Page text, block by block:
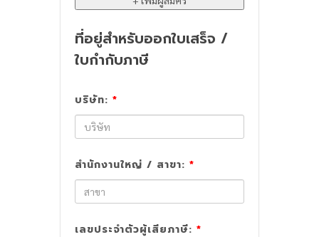
ที่อยู่สำหรับออกใบเสร็จ /
ใบกำกับภาษี
บริษัท: *
สำนักงานใหญ่ / สาขา: *
เลขประจำตัวผู้เสียภาษี: *